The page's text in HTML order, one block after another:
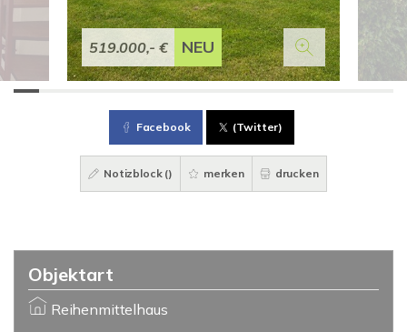
519.000,- € NEU
Facebook (Twitter)
Notizblock () merken drucken
Objektart
Reihenmittelhaus